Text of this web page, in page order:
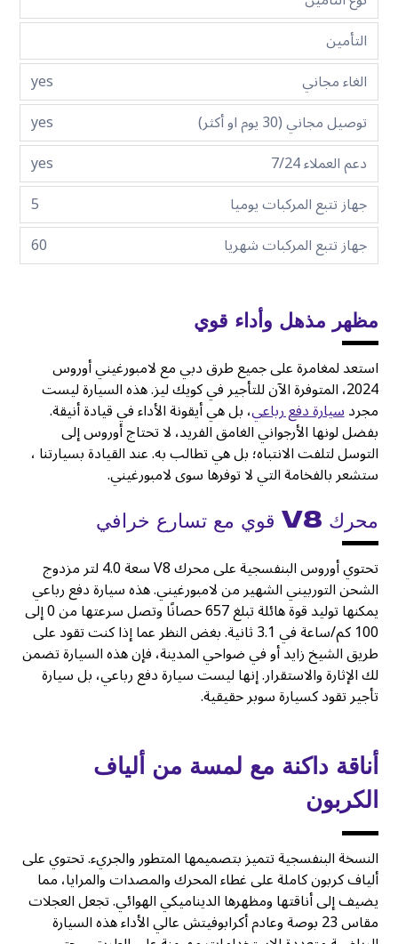
التأمين
الغاء مجاني
yes
توصيل مجاني (30 يوم او أكثر)
yes
دعم العملاء 7/24
yes
جهاز تتبع المركبات يوميا
5
جهاز تتبع المركبات شهريا
60
مظهر مذهل وأداء قوي
استعد لمغامرة على جميع طرق دبي مع لامبورغيني أوروس
2024، المتوفرة الآن للتأجير في كويك ليز. هذه السيارة ليست
مجردسيارة دفع رباعي، بل هي أيقونة الأداء في قيادة أنيقة.
بفضل لونها الأرجواني الغامق الفريد، لا تحتاج أوروس إلى
التوسل لتلفت الانتباه؛ بل هي تطالب به. عند القيادة بسيارتنا ،
ستشعر بالفخامة التي لا توفرها سوى لامبورغيني.
محرك V8 قوي مع تسارع خرافي
تحتوي أوروس البنفسجية على محرك V8 سعة 4.0 لتر مزدوج
الشحن التوربيني الشهير من لامبورغيني. هذه سيارة دفع رباعي
يمكنها توليد قوة هائلة تبلغ 657 حصانًا وتصل سرعتها من 0 إلى
100 كم/ساعة في 3.1 ثانية. بغض النظر عما إذا كنت تقود على
طريق الشيخ زايد أو في ضواحي المدينة، فإن هذه السيارة تضمن
لك الإثارة والاستقرار. إنها ليست سيارة دفع رباعي، بل سيارة
تأجير تقود كسيارة سوبر حقيقية.
أناقة داكنة مع لمسة من ألياف
الكربون
النسخة البنفسجية تتميز بتصميمها المتطور والجريء. تحتوي على
ألياف كربون كاملة على غطاء المحرك والمصدات والمرايا، مما
يضيف إلى أناقتها ومظهرها الديناميكي الهوائي. تجعل العجلات
مقاس 23 بوصة وعادم أكرابوفيتش عالي الأداء هذه السيارة